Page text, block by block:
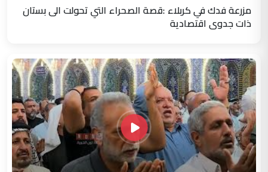
مزرعة فدك في كربلاء :قصة الصحراء التي تحولت الى بستان
ذات جدوى اقتصادية